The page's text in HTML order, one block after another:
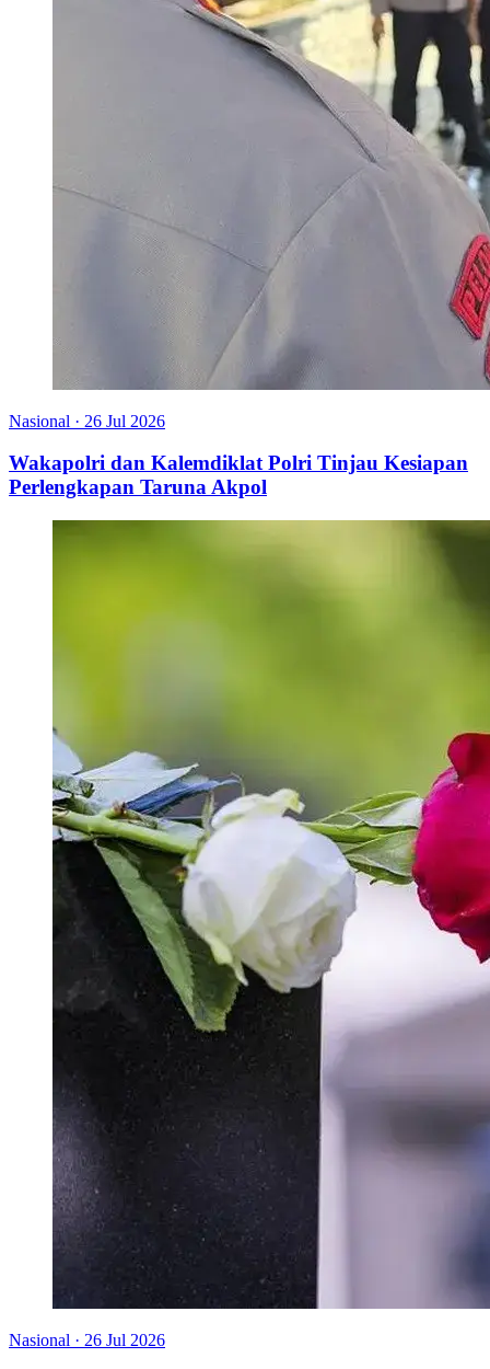
Nasional · 26 Jul 2026
Wakapolri dan Kalemdiklat Polri Tinjau Kesiapan
Perlengkapan Taruna Akpol
Nasional · 26 Jul 2026